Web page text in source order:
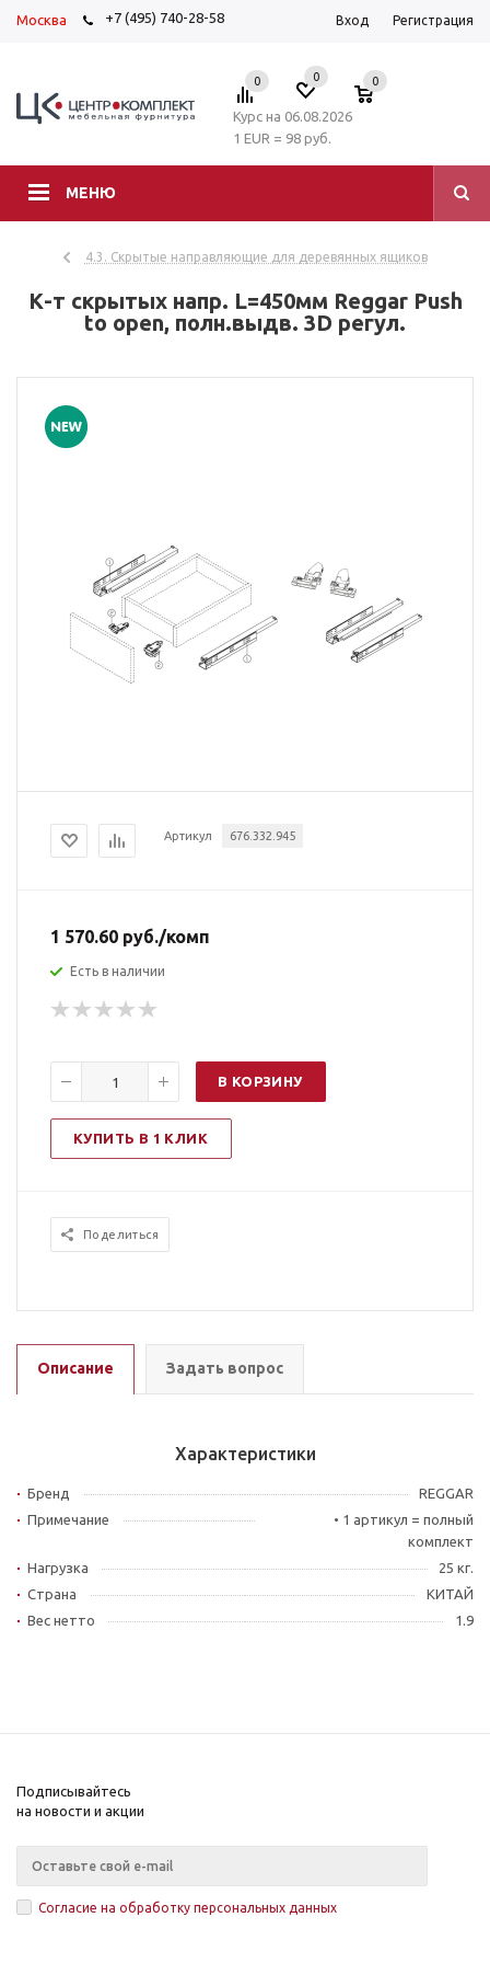
Москва +7 (495) 740-28-58 Вход Регистрация
МЕНЮ
0 0 0
Курс на 06.08.2026
1 EUR = 98 руб.
4.3. Скрытые направляющие для деревянных ящиков
К-т скрытых напр. L=450мм Reggar Push
to open, полн.выдв. 3D регул.
Артикул 676.332.945
1 570.60 руб./комп
Есть в наличии
В КОРЗИНУ
КУПИТЬ В 1 КЛИК
Поделиться
Описание Задать вопрос
Характеристики
Бренд
REGGAR
Примечание
• 1 артикул = полный
комплект
Нагрузка
25 кг.
Страна
КИТАЙ
Вес нетто
1.9
Подписывайтесь
на новости и акции
Согласие на обработку персональных данных